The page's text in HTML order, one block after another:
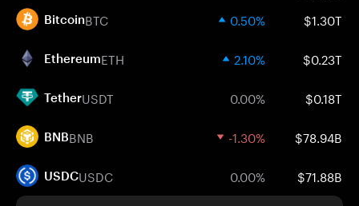
BitcoinBTC 0.50% $1.30T
EthereumETH 2.10% $0.23T
TetherUSDT 0.00% $0.18T
BNBBNB -1.30% $78.94B
USDCUSDC 0.00% $71.88B